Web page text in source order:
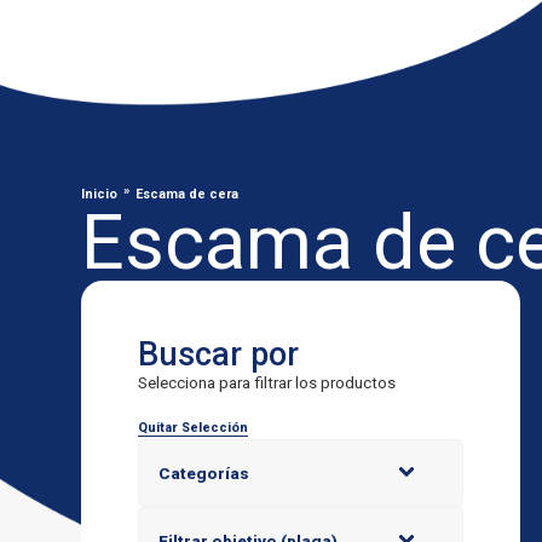
Inicio » Escama de cera
Escama de
Buscar por
Selecciona para filtrar los productos
Quitar Selección
Categorías